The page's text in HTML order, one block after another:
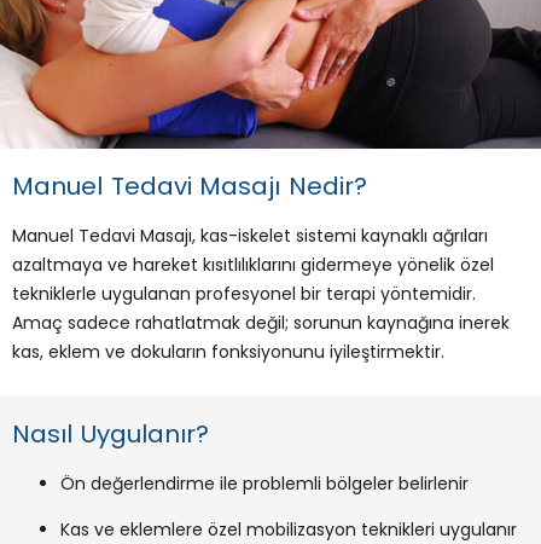
Manuel Tedavi Masajı Nedir?
Manuel Tedavi Masajı, kas-iskelet sistemi kaynaklı ağrıları
azaltmaya ve hareket kısıtlılıklarını gidermeye yönelik özel
tekniklerle uygulanan profesyonel bir terapi yöntemidir.
Amaç sadece rahatlatmak değil; sorunun kaynağına inerek
kas, eklem ve dokuların fonksiyonunu iyileştirmektir.
Nasıl Uygulanır?
Ön değerlendirme ile problemli bölgeler belirlenir
Kas ve eklemlere özel mobilizasyon teknikleri uygulanır